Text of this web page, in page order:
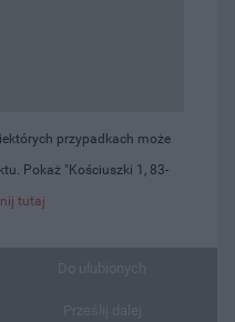
przypadkach może
Pokaż "Kościuszki 1, 83-
tutaj